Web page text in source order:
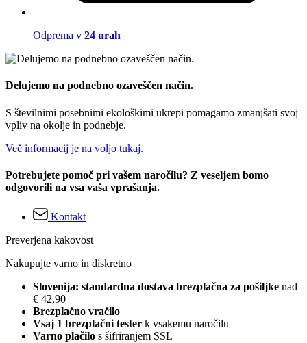
Odprema v 24 urah
Delujemo na podnebno ozaveščen način.
S številnimi posebnimi ekološkimi ukrepi pomagamo zmanjšati svoj
vpliv na okolje in podnebje.
Več informacij je na voljo tukaj.
Potrebujete pomoč pri vašem naročilu? Z veseljem bomo
odgovorili na vsa vaša vprašanja.
Kontakt
Preverjena kakovost
Nakupujte varno in diskretno
Slovenija: standardna dostava brezplačna za pošiljke nad
€ 42,90
Brezplačno vračilo
Vsaj 1 brezplačni tester k vsakemu naročilu
Varno plačilo s šifriranjem SSL